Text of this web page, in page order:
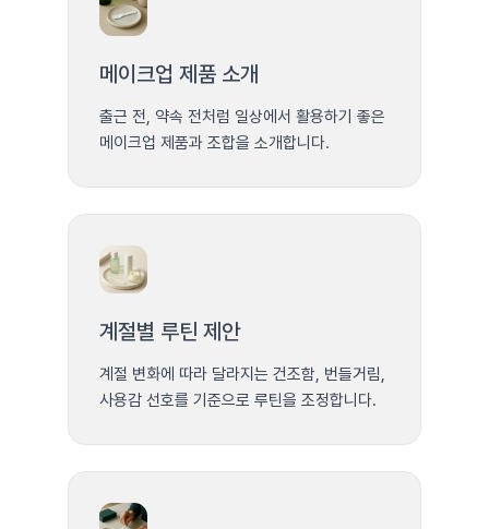
메이크업 제품 소개
출근 전, 약속 전처럼 일상에서 활용하기 좋은
메이크업 제품과 조합을 소개합니다.
계절별 루틴 제안
계절 변화에 따라 달라지는 건조함, 번들거림,
사용감 선호를 기준으로 루틴을 조정합니다.